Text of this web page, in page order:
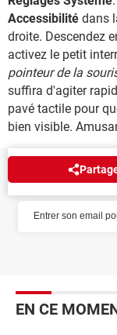
Accessibilité dans
droite. Descendez
activez le petit
pointeur de la
suffira d'agiter
pavé tactile pour
bien visible.
NEWSLETTER
EN CE